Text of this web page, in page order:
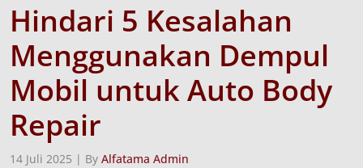
Hindari 5 Kesalahan
Menggunakan Dempul
Mobil untuk Auto Body
Repair
14 Juli 2025 | By Alfatama Admin